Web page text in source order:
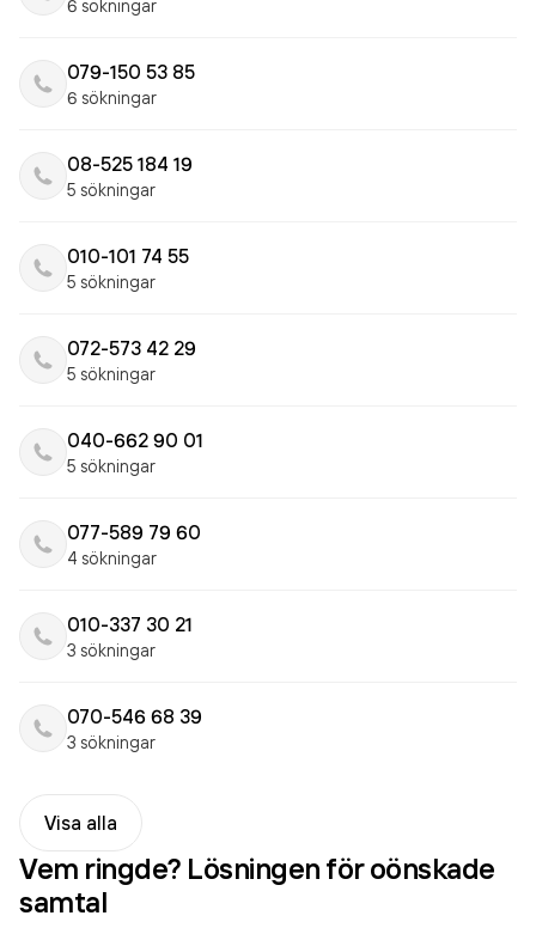
6 sökningar
079-150 53 85
6 sökningar
08-525 184 19
5 sökningar
010-101 74 55
5 sökningar
072-573 42 29
5 sökningar
040-662 90 01
5 sökningar
077-589 79 60
4 sökningar
010-337 30 21
3 sökningar
070-546 68 39
3 sökningar
Visa alla
Vem ringde? Lösningen för oönskade
samtal